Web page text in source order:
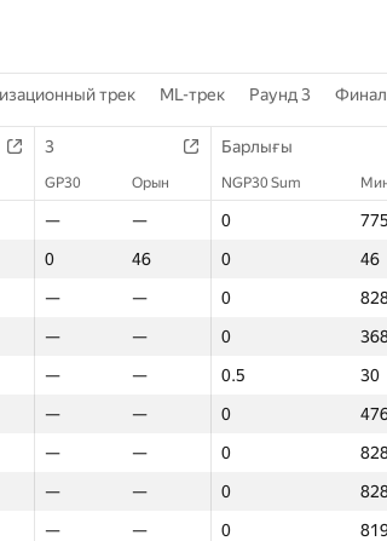
трек ML-трек Раунд 3 Финал
3 Барлығы
GP30 Орын NGP30 Sum
— — 0
775
0 46 0
46
— — 0
— — 0
— — 0.5
30
— — 0
— — 0
— — 0
— — 0